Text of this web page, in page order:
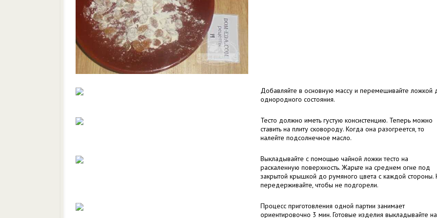
Добавляйте в основную массу и перемешивайте ложкой
однородного состояния.
Тесто должно иметь густую консистенцию. Теперь можно
ставить на плиту сковороду. Когда она разогреется, то
налейте подсолнечное масло.
Выкладывайте с помощью чайной ложки тесто на
раскаленную поверхность. Жарьте на среднем огне под
закрытой крышкой до румяного цвета с каждой стороны.
передерживайте, чтобы не подгорели.
Процесс приготовления одной партии занимает
ориентировочно 3 мин. Готовые изделия выкладывайте на